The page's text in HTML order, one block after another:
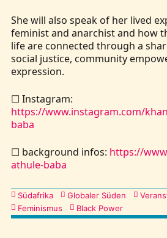
She will also speak of her lived
feminist and anarchist and how
life are connected through a
social justice, community
expression.
☐ Instagram:
https://www.instagram.com/
baba
☐ background infos: https://
athule-baba
Kategorien
Südafrika Globaler Süden
Feminismus
Black Power